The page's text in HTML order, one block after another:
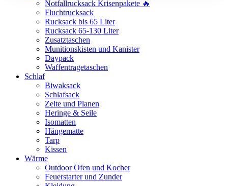
Notfallrucksack Krisenpakete 🔥
Fluchtrucksack
Rucksack bis 65 Liter
Rucksack 65-130 Liter
Zusatztaschen
Munitionskisten und Kanister
Daypack
Waffentragetaschen
Schlaf
Biwaksack
Schlafsack
Zelte und Planen
Heringe & Seile
Isomatten
Hängematte
Tarp
Kissen
Wärme
Outdoor Ofen und Kocher
Feuerstarter und Zunder